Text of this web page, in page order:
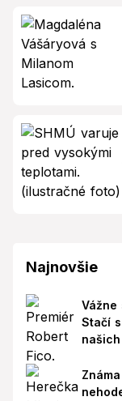
Najnovšie
Vážne
Stačí